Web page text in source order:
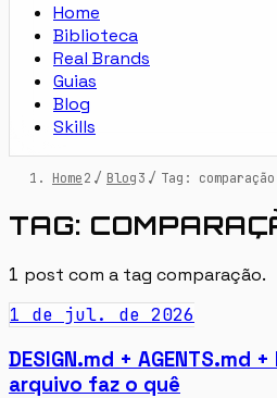
Home
Biblioteca
Real Brands
Guias
Blog
Skills
Home / Blog / Tag: comparação
TAG:
1 post com a tag comparação.
1 de jul. de 2026
DESIGN.md + AGENTS.md
arquivo faz o quê